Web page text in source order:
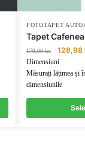
FOTOTAPET
Tapet
179,00lei
Prețul
inițial
a
fost:
128,98
Dimensiuni
Măsurați lățimea și
dimensiunile